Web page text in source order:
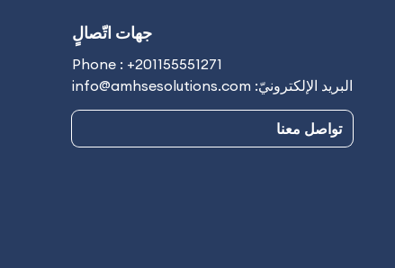
جهات اتّصالٍ
Phone : +201155551271
البريد الإلكترونيّ: info@amhsesolutions.com
تواصل معنا